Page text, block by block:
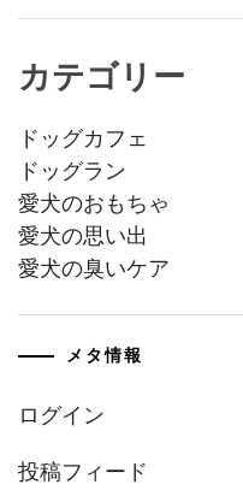
カテゴリー
ドッグカフェ
ドッグラン
愛犬のおもちゃ
愛犬の思い出
愛犬の臭いケア
メタ情報
ログイン
投稿フィード